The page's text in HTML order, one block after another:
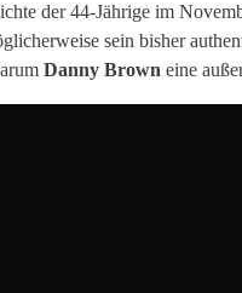
der 44-Jährige im
sein bisher
Danny Brown eine